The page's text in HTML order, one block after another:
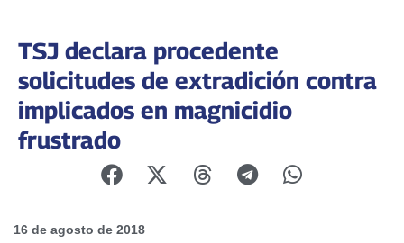
TSJ declara procedente
solicitudes de extradición contra
implicados en magnicidio
frustrado
16 de agosto de 2018